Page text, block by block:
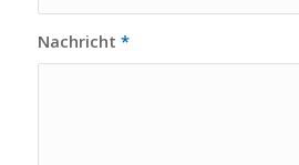
Nachricht *